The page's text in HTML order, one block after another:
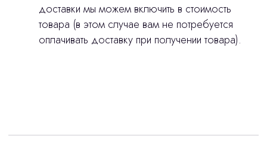
доставки мы можем включить в стоимость
товара (в этом случае вам не потребуется
оплачивать доставку при получении товара).
Интересует лизинг?
Лицензирование
Изготовление хирургических шаблонов